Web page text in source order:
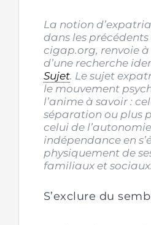
La notion
dans les
cigap.org, renvoie à
d’une recherche
Sujet. Le sujet
le mouvement
l’anime à savoir :
séparation ou plus
celui de
indépendance en
physiquement de
familiaux et sociaux.
S’exclure du